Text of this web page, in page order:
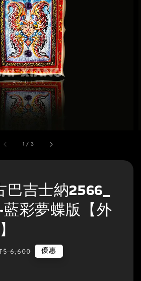
1 / 3
巴吉士納2566_
藍彩夢蝶版【外
6,600 優惠